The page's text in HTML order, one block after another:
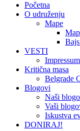
Početna
O udruženju
Mape
VESTI
Impressum
Kritična masa
Belgrade
Blogovi
Naši
Vaši
Iskustva
DONIRAJ!